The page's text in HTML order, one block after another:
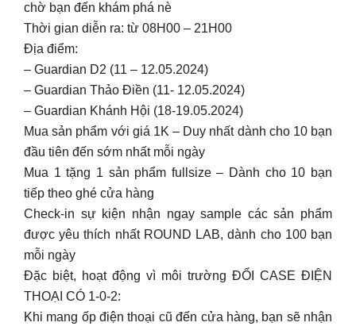
chờ bạn đến khám phá nè
Thời gian diễn ra: từ 08H00 – 21H00
Địa điểm:
– Guardian D2 (11 – 12.05.2024)
– Guardian Thảo Điền (11- 12.05.2024)
– Guardian Khánh Hội (18-19.05.2024)
Mua sản phẩm với giá 1K – Duy nhất dành cho 10 bạn
đầu tiên đến sớm nhất mỗi ngày
Mua 1 tặng 1 sản phẩm fullsize – Dành cho 10 bạn
tiếp theo ghé cửa hàng
Check-in sự kiện nhận ngay sample các sản phẩm
được yêu thích nhất ROUND LAB, dành cho 100 bạn
mỗi ngày
Đặc biệt, hoạt động vì môi trường ĐỔI CASE ĐIỆN
THOẠI CÓ 1-0-2:
Khi mang ốp điện thoại cũ đến cửa hàng, bạn sẽ nhận